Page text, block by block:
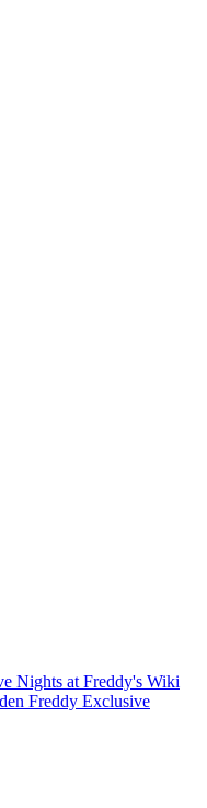
Nights at Freddy's Wiki
Freddy Exclusive